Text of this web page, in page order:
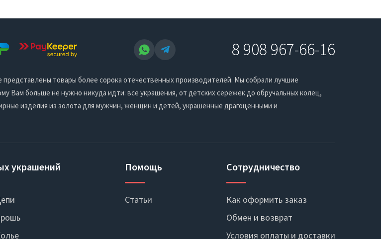
8 908 967-66-16
товары более сорока отечественных производителей. Мы собрали лучшие
Вам больше не нужно никуда идти: все украшения, от детских сережек до обручальных колец,
изделия из золота для мужчин, женщин и детей, украшенные драгоценными и
украшений Помощь
Статьи
Сотрудничество
Как оформить заказ
Обмен и возврат
Условия оплаты и доставки